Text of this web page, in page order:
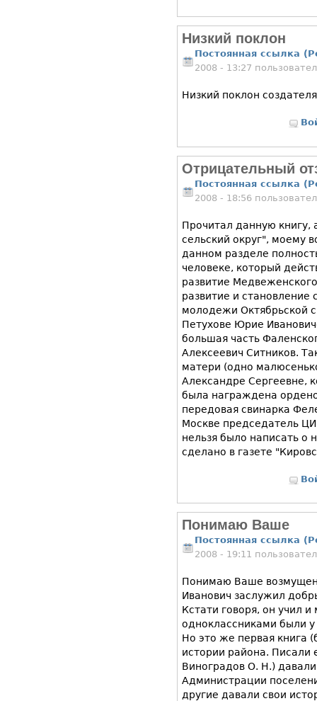
Низкий поклон
Постоянная ссылка
2008 - 13:27
Низкий поклон
Отрицательный
Постоянная ссылка
2008 - 18:56
Прочитал данную
сельский округ", моему
данном разделе
человеке, который
развитие
развитие и становление
молодежи Октябрьской
Петухове Юрие
большая часть
Алексеевич Ситников.
матери (одно
Александре Сергеевне,
была награждена
передовая свинарка
Москве председатель
нельзя было написать о
сделано в газете
Понимаю Ваше
Постоянная ссылка
2008 - 19:11
Понимаю Ваше
Иванович заслужил
Кстати говоря, он учил
одноклассниками были
Но это же первая книга
истории района. Писали
Виноградов О. Н.)
Администрации
другие давали свои